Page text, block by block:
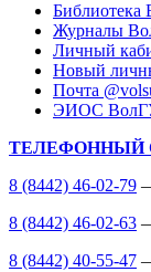
Библиотека
Журналы
Личный
Новый
Почта
ЭИОС
ТЕЛЕФОННЫЙ
8 (8442) 46-02-79
8 (8442) 46-02-63
8 (8442) 40-55-47